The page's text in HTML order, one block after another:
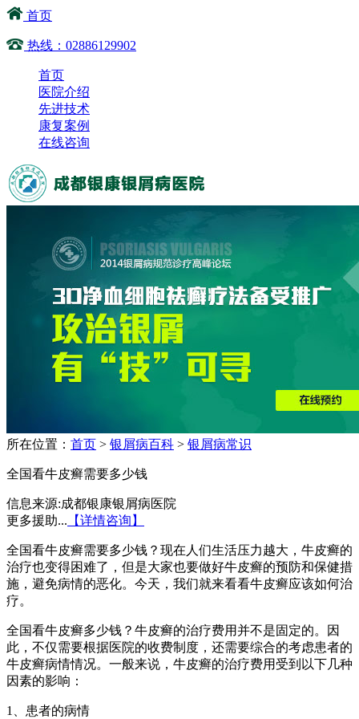
首页
热线：02886129902
首页
医院介绍
先进技术
康复案例
在线咨询
所在位置： 首页 > 银屑病百科 > 银屑病常识
全国看牛皮癣需要多少钱
信息来源:成都银康银屑病医院
更多援助... 【详情咨询】
全国看牛皮癣需要多少钱？现在人们生活压力越大，牛皮癣的
治疗也变得困难了，但是大家也要做好牛皮癣的预防和保健措
施，避免病情的恶化。今天，我们就来看看牛皮癣应该如何治
疗。
全国看牛皮癣多少钱？牛皮癣的治疗费用并不是固定的。因
此，不仅需要根据医院的收费制度，还需要综合的考虑患者的
牛皮癣病情情况。一般来说，牛皮癣的治疗费用受到以下几种
因素的影响：
1、患者的病情